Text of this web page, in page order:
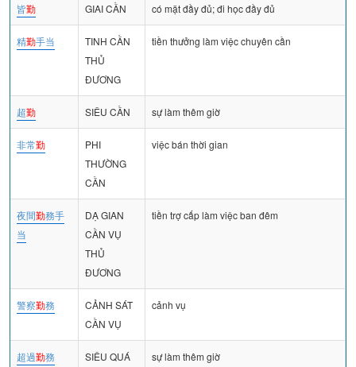
皆勤 GIAI CẦN có mặt đầy đủ; đi học đầy đủ
精勤手当
TINH CẦN
THỦ
ĐƯƠNG
tiền thưởng làm việc chuyên cần
超勤 SIÊU CẦN sự làm thêm giờ
非常勤
PHI
THƯỜNG
CẦN
việc bán thời gian
夜間勤務手
当
DẠ GIAN
CẦN VỤ
THỦ
ĐƯƠNG
tiền trợ cấp làm việc ban đêm
警察勤務
CẢNH SÁT
CẦN VỤ
cảnh vụ
超過勤務
SIÊU QUÁ
sự làm thêm giờ